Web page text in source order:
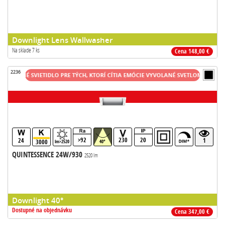
Downlight Lens Wallwasher
Na sklade 7 ks Cena 148,00 €
2236
24 3000 lm>2520 >92 40° 230 20 1
QUINTESSENCE 24W/930 2520 lm
Downlight 40°
Dostupné na objednávku Cena 347,00 €
SVIETIDLO PRE TÝCH, KTORÍ CÍTIA EMÓCIE VYVOLANÉ SVETLOM